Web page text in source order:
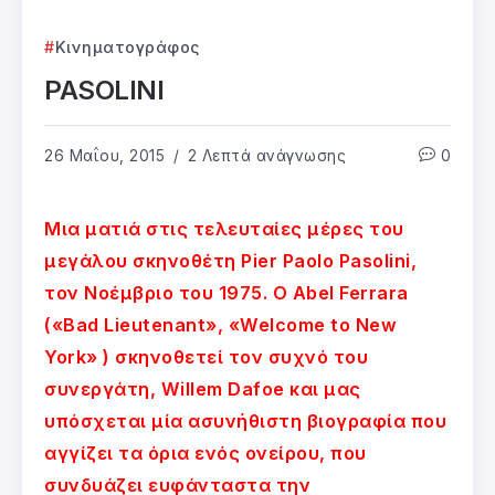
Κινηματογράφος
PASOLINI
26 Μαΐου, 2015 2 Λεπτά ανάγνωσης 0
Μια ματιά στις τελευταίες μέρες του
μεγάλου σκηνοθέτη Pier Paolo Pasolini,
τον Νοέμβριο του 1975. Ο Abel Ferrara
(«Bad Lieutenant», «Welcome to New
York» ) σκηνοθετεί τον συχνό του
συνεργάτη, Willem Dafoe και μας
υπόσχεται μία ασυνήθιστη βιογραφία που
αγγίζει τα όρια ενός ονείρου, που
συνδυάζει ευφάνταστα την